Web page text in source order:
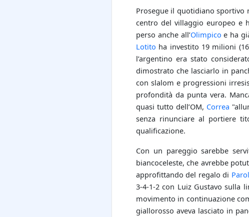
Prosegue il quotidiano sportivo
centro del villaggio europeo e
perso anche all’Olimpico e ha
Lotito ha investito 19 milioni
l’argentino era stato
dimostrato che lasciarlo in
con slalom e progressioni
profondità da punta vera.
quasi tutto dell’OM, Correa
senza rinunciare al portiere
qualificazione.
Con un pareggio sarebbe
biancoceleste, che avrebbe
approfittando del regalo di
3-4-1-2 con Luiz Gustavo sulla
movimento in continuazione
giallorosso aveva lasciato in